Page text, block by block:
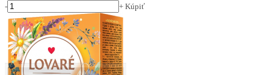
-
+ Kúpiť